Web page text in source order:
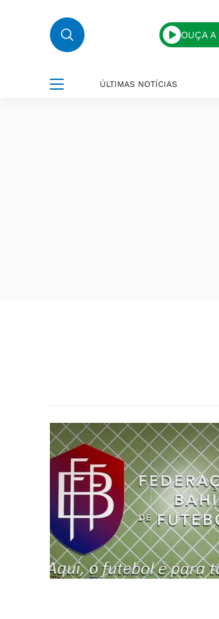
OUÇA A
ÚLTIMAS NOTÍCIAS